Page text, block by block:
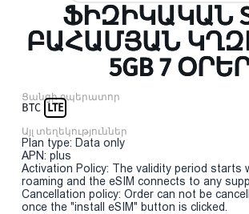
ՖԻԶԻԿԱԿԱՆ
ԲԱՀԱՄՅԱՆ
5GB 7
Ցանցի օպերատոր
BTC LTE
Այլ տեղեկություններ
Plan type: Data only
APN: plus
Activation Policy: The validity period starts
roaming and the eSIM connects to any
Cancellation policy: Order can not be
once the "install eSIM" button is clicked.